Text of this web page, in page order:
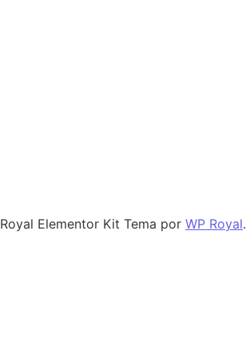
Royal Elementor Kit Tema por WP Royal.